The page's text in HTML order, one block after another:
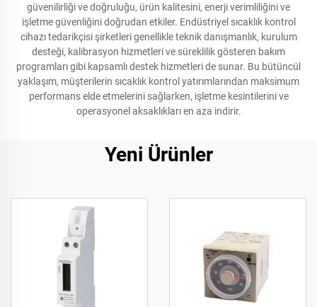
güvenilirliği ve doğruluğu, ürün kalitesini, enerji verimliliğini ve
işletme güvenliğini doğrudan etkiler. Endüstriyel sıcaklık kontrol
cihazı tedarikçisi şirketleri genellikle teknik danışmanlık, kurulum
desteği, kalibrasyon hizmetleri ve süreklilik gösteren bakım
programları gibi kapsamlı destek hizmetleri de sunar. Bu bütüncül
yaklaşım, müşterilerin sıcaklık kontrol yatırımlarından maksimum
performans elde etmelerini sağlarken, işletme kesintilerini ve
operasyonel aksaklıkları en aza indirir.
Yeni Ürünler